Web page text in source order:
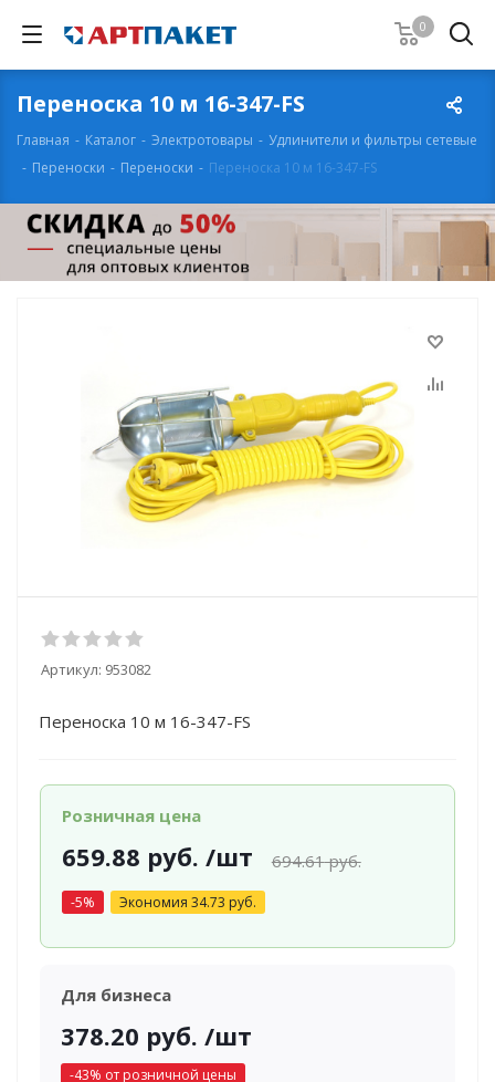
0
Переноска 10 м 16-347-FS
Главная - Каталог - Электротовары - Удлинители и фильтры сетевые
- Переноски - Переноски - Переноска 10 м 16-347-FS
Артикул: 953082
Переноска 10 м 16-347-FS
Розничная цена
659.88 руб. /шт 694.61руб.
-5% Экономия 34.73 руб.
Для бизнеса
378.20 руб. /шт
-43% от розничной цены